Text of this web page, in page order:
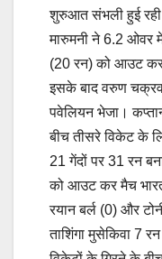
शुरुआत संभली हुई
मारुमनी ने 6.2 ओवर
(20 रन) को आउट कर
इसके बाद वरुण
पवेलियन भेजा।
बीच तीसरे विकेट के
21 गेंदों पर 31 रन
को आउट कर मैच
रयान बर्ल (0) और
ताशिंगा मुसेकिवा 7